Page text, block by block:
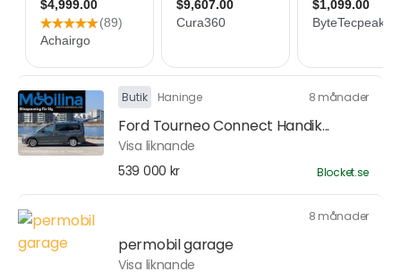
Butik Haninge 8 månader
Ford Tourneo Connect Handik...
Visa liknande
539 000 kr
Blocket.se
8 månader
permobil garage
Visa liknande